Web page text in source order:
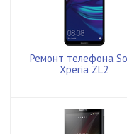
Ремонт телефона
Xperia ZL2